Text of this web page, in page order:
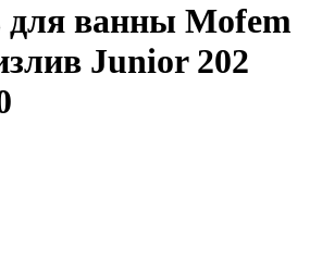
для ванны Mofem
Junior 202